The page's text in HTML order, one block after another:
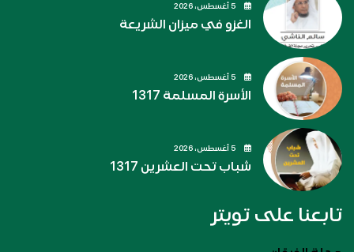
الغزو في ميزان الشريعة
الأسرة المسلمة 1317
شباب تحت العشرين 1317
تابعنا على تويتر